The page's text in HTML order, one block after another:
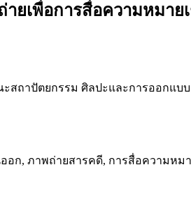
ยเพื่อการสื่อความหมา
สถาปัตยกรรม ศิลปะและการออกแบ
ก, ภาพถ่ายสารคดี, การสื่อความหม